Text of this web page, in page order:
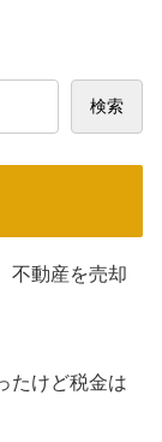
検索
不動産を売却
たけど税金は